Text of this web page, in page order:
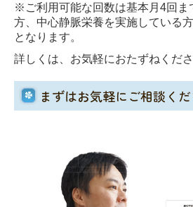
※ご利用可能な回数は基本月4回ま
方、中心静脈栄養を実施している
となります。
詳しくは、お気軽におたずねくださ
まずはお気軽にご相談く